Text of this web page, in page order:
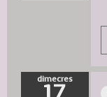
dimecres